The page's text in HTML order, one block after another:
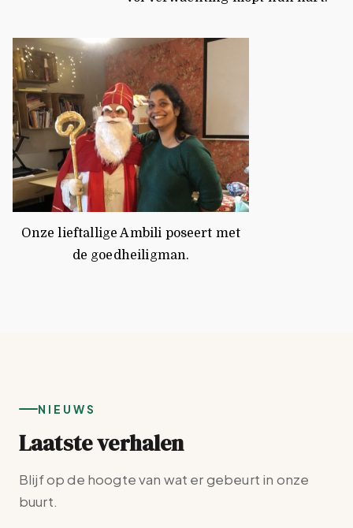
Onze lieftallige Ambili poseert met
de goedheiligman.
NIEUWS
Laatste verhalen
Blijf op de hoogte van wat er gebeurt in onze
buurt.